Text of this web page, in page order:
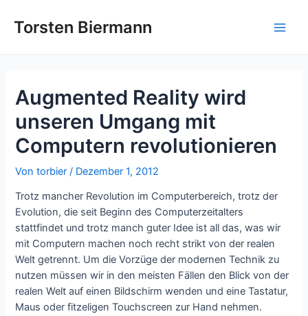
InhaltTorsten Biermann
Augmented Reality wird
unseren Umgang mit
Computern revolutionieren
Vontorbier/ Dezember 1, 2012
Trotz mancher Revolution im Computerbereich, trotz der
Evolution, die seit Beginn des Computerzeitalters
stattfindet und trotz manch guter Idee ist all das, was wir
mit Computern machen noch recht strikt von der realen
Welt getrennt. Um die Vorzüge der modernen Technik zu
nutzen müssen wir in den meisten Fällen den Blick von der
realen Welt auf einen Bildschirm wenden und eine Tastatur,
Maus oder fitzeligen Touchscreen zur Hand nehmen.